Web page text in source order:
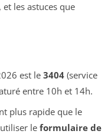
les astuces que
est le 3404(service
entre 10h et 14h.
plus rapide que le
le formulaire de